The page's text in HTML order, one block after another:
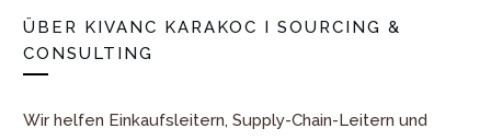
ÜBER KIVANC KARAKOC I SOURCING &
CONSULTING
Wir helfen Einkaufsleitern, Supply-Chain-Leitern und